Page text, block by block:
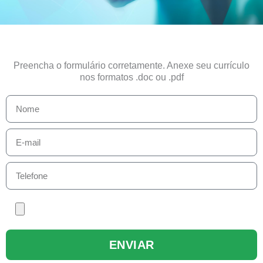
Preencha o formulário corretamente. Anexe seu currículo
nos formatos .doc ou .pdf
Nome
E-
mail
Telefone
Enviar
Currículo
ENVIAR